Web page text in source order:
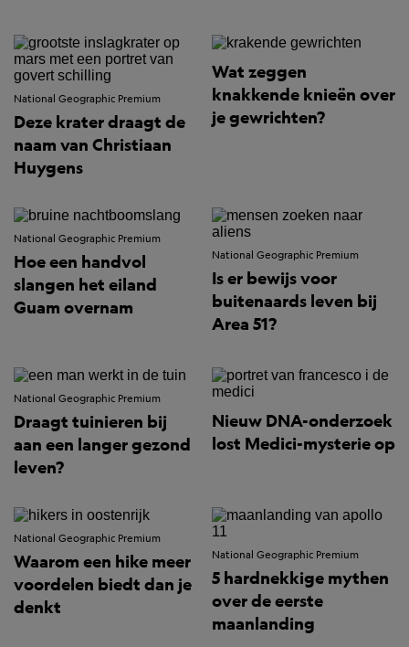
National Geographic Premium
Deze krater draagt de
naam van Christiaan
Huygens
Wat zeggen
knakkende knieën over
je gewrichten?
National Geographic Premium
Hoe een handvol
slangen het eiland
Guam overnam
National Geographic Premium
Is er bewijs voor
buitenaards leven bij
Area 51?
National Geographic Premium
Draagt tuinieren bij
aan een langer gezond
leven?
Nieuw DNA-onderzoek
lost Medici-mysterie op
National Geographic Premium
Waarom een hike meer
voordelen biedt dan je
denkt
National Geographic Premium
5 hardnekkige mythen
over de eerste
maanlanding